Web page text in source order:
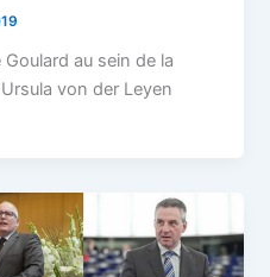
Goulard au sein de la
von der Leyen